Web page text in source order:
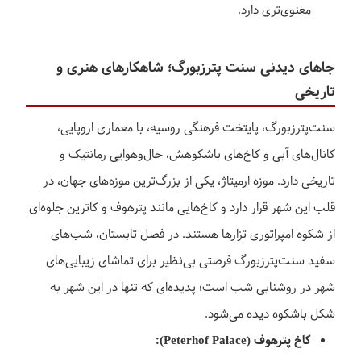
معنوی‌تری دارد.
جاهای دیدنی سنت پترزبورگ؛ شاهکارهای هنری و
تاریخی
سنت‌پترزبورگ، پایتخت فرهنگی روسیه، با معماری اروپایی،
کانال‌های آبی و کاخ‌های باشکوهش، حال‌وهوایی رمانتیک و
تاریخی دارد. موزه ارمیتاژ، یکی از بزرگ‌ترین موزه‌های جهان، در
قلب این شهر قرار دارد و کاخ‌هایی مانند پترهوف و کاترین جلوه‌ای
از شکوه امپراتوری تزارها هستند. در فصل تابستان، شب‌های
سفید سنت‌پترزبورگ فرصتی بی‌نظیر برای تماشای زیبایی‌های
شهر در روشنایی شب است؛ پدیده‌ای که تنها در این شهر به
شکل باشکوه دیده می‌شود.
کاخ پترهوف (Peterhof Palace):